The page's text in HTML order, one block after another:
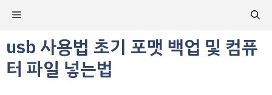
로
건
메
뉴
usb 사용법 초기 포맷 백업 및 컴퓨
터 파일 넣는법